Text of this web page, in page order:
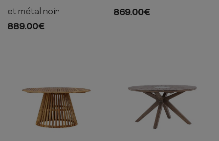
et métal noir
889.00€
869.00€